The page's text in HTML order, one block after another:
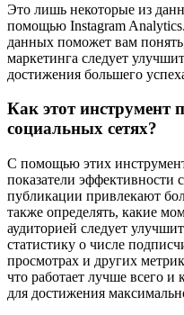
Это лишь некоторые из
помощью Instagram
данных поможет вам
маркетинга следует
достижения большего
Как этот инструмент
социальных сетях?
С помощью этих
показатели эффективности
публикации привлекают
также определять, какие
аудиторией следует
статистику о числе
просмотрах и других
что работает лучше всего и
для достижения